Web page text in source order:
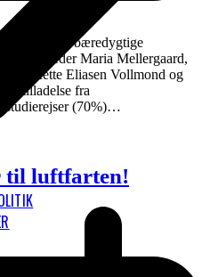
udvikle nye bæredygtige
Maria Mellergaard,
Mette Eliasen Vollmond og
tilladelse fra
studierejser (70%)…
til luftfarten!